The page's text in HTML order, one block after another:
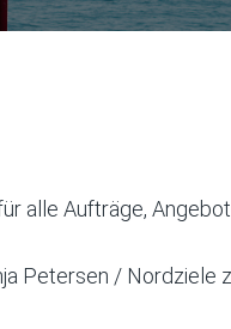
alle Aufträge,
Petersen / Nordziele